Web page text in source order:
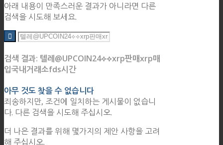
아래 내용이 만족스러운 결과가 아니라면 다른
검색을 시도해 보세요.
검색 결과: 텔레@UPCOIN24⟡⟡xrp판매xrp매
입국내거래소fds시간
아무 것도 찾을 수 없습니다
죄송하지만, 조건에 일치하는 게시물이 없습니
다. 다른 검색을 시도해 주십시오.
더 나은 결과를 위해 몇가지의 제안 사항을 고려
해 주십시오.